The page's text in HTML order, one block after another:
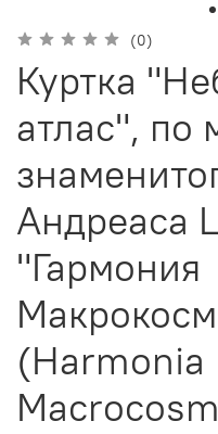
(0)
Куртка
атлас", по
Андреаса
"Гармония
(Harmonia